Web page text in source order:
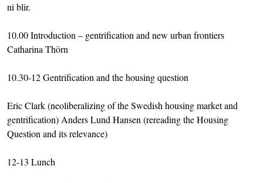
ni blir.
10.00 Introduction – gentrification and new urban frontiers
Catharina Thörn
10.30-12 Gentrification and the housing question
Eric Clark (neoliberalizing of the Swedish housing market and
gentrification) Anders Lund Hansen (rereading the Housing
Question and its relevance)
12-13 Lunch